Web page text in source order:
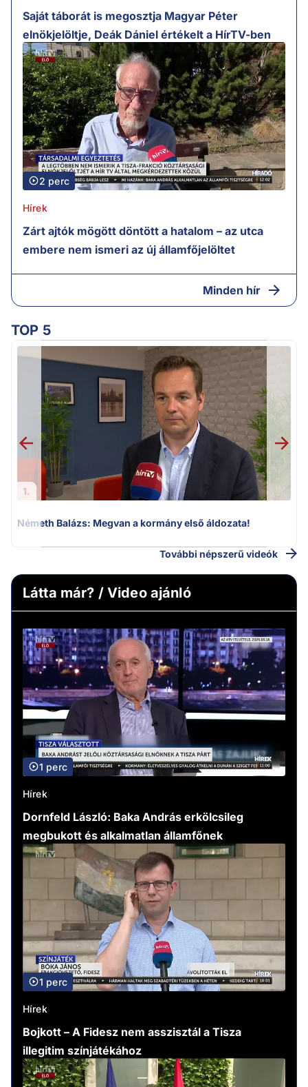
Saját táborát is megosztja Magyar Péter
elnökjelöltje, Deák Dániel értékelt a HírTV-ben
2 perc
Hírek
Zárt ajtók mögött döntött a hatalom – az utca
embere nem ismeri az új államfőjelöltet
Minden hír
TOP 5
1.
Németh Balázs: Megvan a kormány első áldozata!
További népszerű videók
Látta már? / Video ajánló
1 perc
Hírek
Dornfeld László: Baka András erkölcsileg
megbukott és alkalmatlan államfőnek
1 perc
Hírek
Bojkott – A Fidesz nem asszisztál a Tisza
illegitim színjátékához